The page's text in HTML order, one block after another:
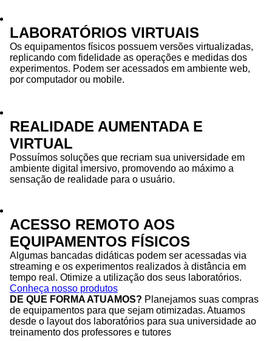
LABORATÓRIOS VIRTUAIS
Os equipamentos físicos possuem versões virtualizadas,
replicando com fidelidade as operações e medidas dos
experimentos. Podem ser acessados em ambiente web,
por computador ou mobile.
REALIDADE AUMENTADA E
VIRTUAL
Possuímos soluções que recriam sua universidade em
ambiente digital imersivo, promovendo ao máximo a
sensação de realidade para o usuário.
ACESSO REMOTO AOS
EQUIPAMENTOS FÍSICOS
Algumas bancadas didáticas podem ser acessadas via
streaming e os experimentos realizados à distância em
tempo real. Otimize a utilização dos seus laboratórios.
Conheça nosso produtos
DE QUE FORMA ATUAMOS? Planejamos suas compras
de equipamentos para que sejam otimizadas. Atuamos
desde o layout dos laboratórios para sua universidade ao
treinamento dos professores e tutores